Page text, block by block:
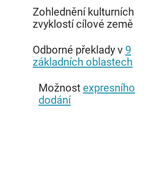
Zohlednění kulturních
zvyklostí cílové země
Odborné překlady v 9
základních oblastech
Možnost expresního
dodání